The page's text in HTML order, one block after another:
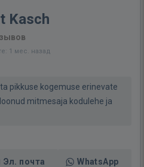
Kasch
1 мес. назад
pikkuse kogemuse erinevate
mitmesaja kodulehe ja
Эл. почта WhatsApp